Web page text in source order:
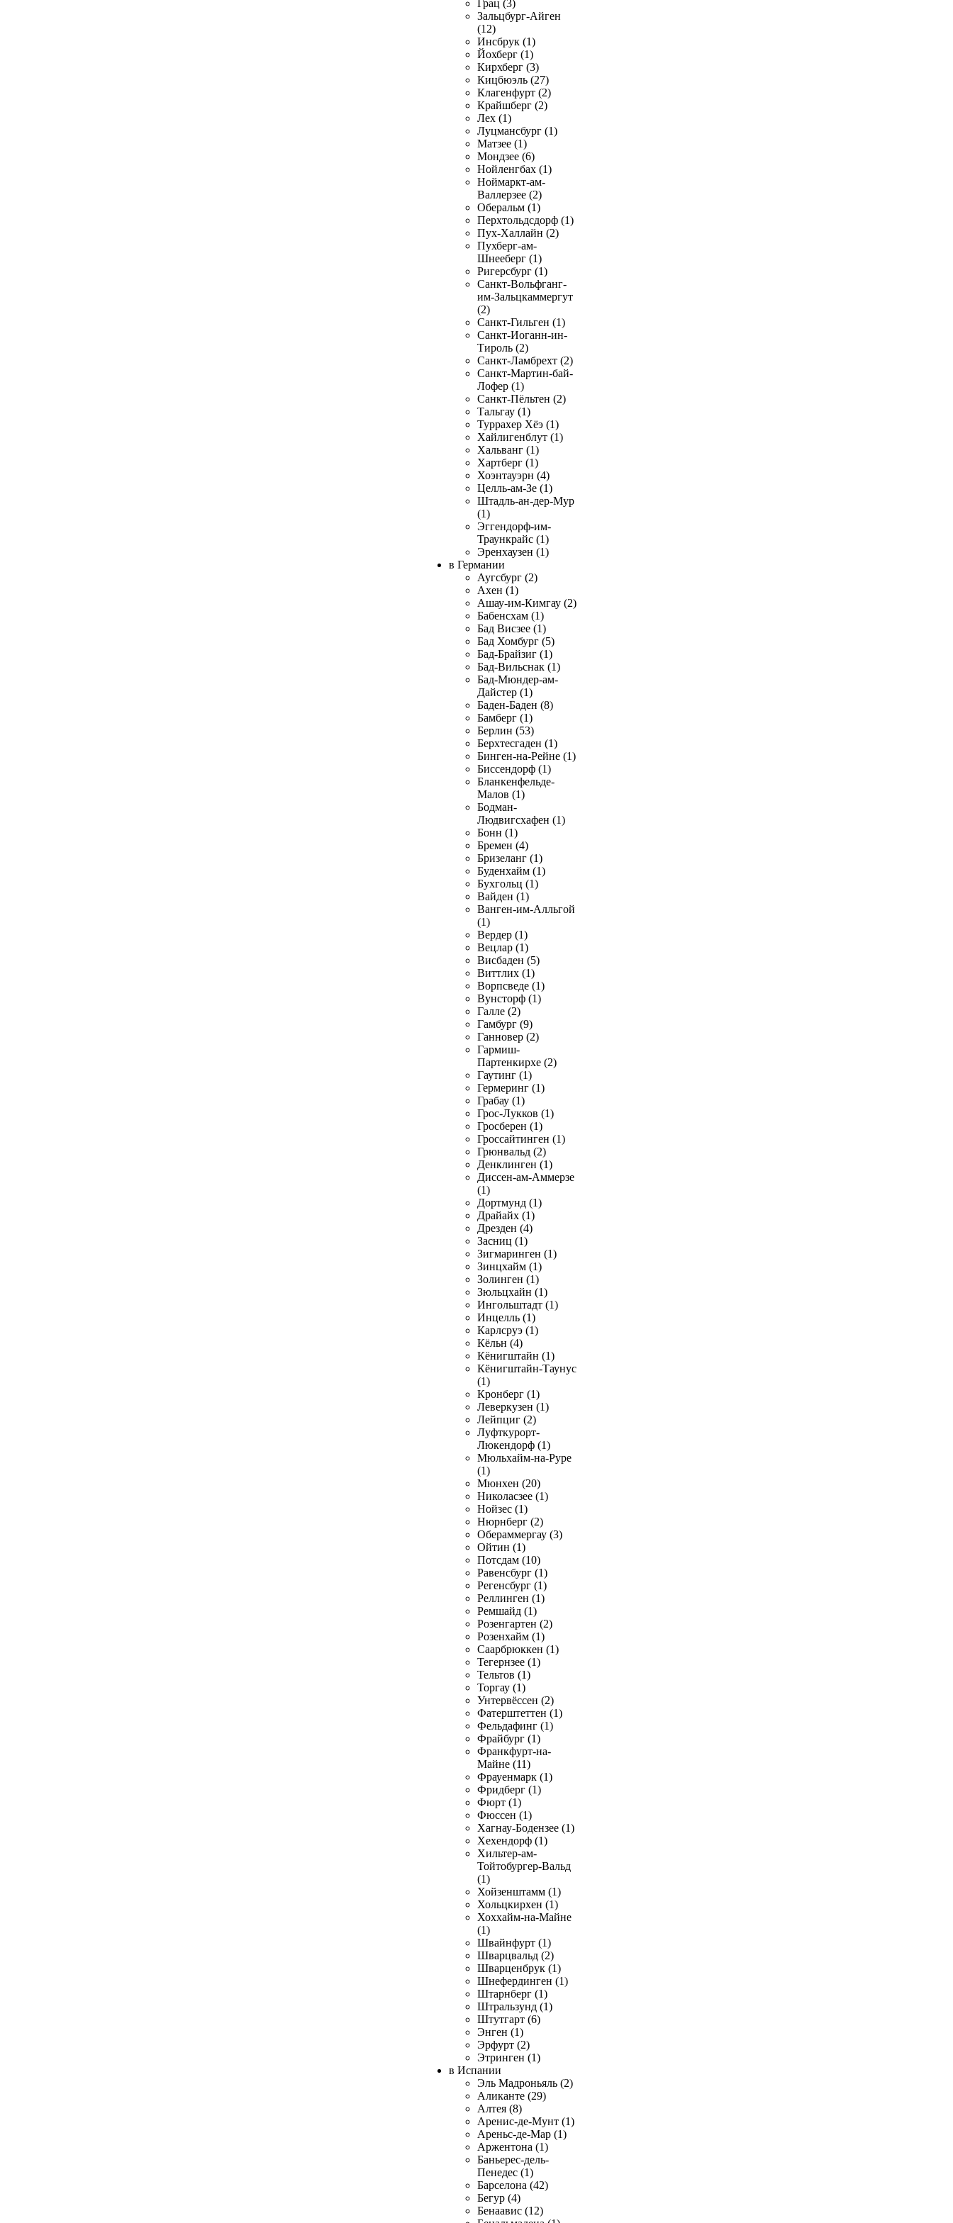
Грац (3)
Зальцбург-Айген
(12)
Инсбрук (1)
Йохберг (1)
Кирхберг (3)
Кицбюэль (27)
Клагенфурт (2)
Крайшберг (2)
Лех (1)
Луцмансбург (1)
Матзее (1)
Мондзее (6)
Нойленгбах (1)
Ноймаркт-ам-
Валлерзее (2)
Оберальм (1)
Перхтольдсдорф (1)
Пух-Халлайн (2)
Пухберг-ам-
Шнееберг (1)
Ригерсбург (1)
Санкт-Вольфганг-
им-Зальцкаммергут
(2)
Санкт-Гильген (1)
Санкт-Иоганн-ин-
Тироль (2)
Санкт-Ламбрехт (2)
Санкт-Мартин-бай-
Лофер (1)
Санкт-Пёльтен (2)
Тальгау (1)
Туррахер Хёэ (1)
Хайлигенблут (1)
Хальванг (1)
Хартберг (1)
Хоэнтауэрн (4)
Целль-ам-Зе (1)
Штадль-ан-дер-Мур
(1)
Эггендорф-им-
Траункрайс (1)
Эренхаузен (1)
в Германии
Аугсбург (2)
Ахен (1)
Ашау-им-Кимгау (2)
Бабенсхам (1)
Бад Висзее (1)
Бад Хомбург (5)
Бад-Брайзиг (1)
Бад-Вильснак (1)
Бад-Мюндер-ам-
Дайстер (1)
Баден-Баден (8)
Бамберг (1)
Берлин (53)
Берхтесгаден (1)
Бинген-на-Рейне (1)
Биссендорф (1)
Бланкенфельде-
Малов (1)
Бодман-
Людвигсхафен (1)
Бонн (1)
Бремен (4)
Бризеланг (1)
Буденхайм (1)
Бухгольц (1)
Вайден (1)
Ванген-им-Алльгой
(1)
Вердер (1)
Вецлар (1)
Висбаден (5)
Виттлих (1)
Ворпсведе (1)
Вунсторф (1)
Галле (2)
Гамбург (9)
Ганновер (2)
Гармиш-
Партенкирхе (2)
Гаутинг (1)
Гермеринг (1)
Грабау (1)
Грос-Лукков (1)
Гросберен (1)
Гроссайтинген (1)
Грюнвальд (2)
Денклинген (1)
Диссен-ам-Аммерзе
(1)
Дортмунд (1)
Драйайх (1)
Дрезден (4)
Засниц (1)
Зигмаринген (1)
Зинцхайм (1)
Золинген (1)
Зюльцхайн (1)
Ингольштадт (1)
Инцелль (1)
Карлсруэ (1)
Кёльн (4)
Кёнигштайн (1)
Кёнигштайн-Таунус
(1)
Кронберг (1)
Леверкузен (1)
Лейпциг (2)
Луфткурорт-
Люкендорф (1)
Мюльхайм-на-Руре
(1)
Мюнхен (20)
Николасзее (1)
Нойзес (1)
Нюрнберг (2)
Обераммергау (3)
Ойтин (1)
Потсдам (10)
Равенсбург (1)
Регенсбург (1)
Реллинген (1)
Ремшайд (1)
Розенгартен (2)
Розенхайм (1)
Саарбрюккен (1)
Тегернзее (1)
Тельтов (1)
Торгау (1)
Унтервёссен (2)
Фатерштеттен (1)
Фельдафинг (1)
Фрайбург (1)
Франкфурт-на-
Майне (11)
Фрауенмарк (1)
Фридберг (1)
Фюрт (1)
Фюссен (1)
Хагнау-Бодензее (1)
Хехендорф (1)
Хильтер-ам-
Тойтобургер-Вальд
(1)
Хойзенштамм (1)
Хольцкирхен (1)
Хоххайм-на-Майне
(1)
Швайнфурт (1)
Шварцвальд (2)
Шварценбрук (1)
Шнефердинген (1)
Штарнберг (1)
Штральзунд (1)
Штутгарт (6)
Энген (1)
Эрфурт (2)
Этринген (1)
в Испании
Эль Мадроньяль (2)
Аликанте (29)
Алтея (8)
Аренис-де-Мунт (1)
Ареньс-де-Мар (1)
Аржентона (1)
Баньерес-дель-
Пенедес (1)
Барселона (42)
Бегур (4)
Бенаавис (12)